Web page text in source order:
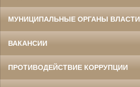
МУНИЦИПАЛЬНЫЕ ОРГАНЫ ВЛАСТИ
ВАКАНСИИ
ПРОТИВОДЕЙСТВИЕ КОРРУПЦИИ